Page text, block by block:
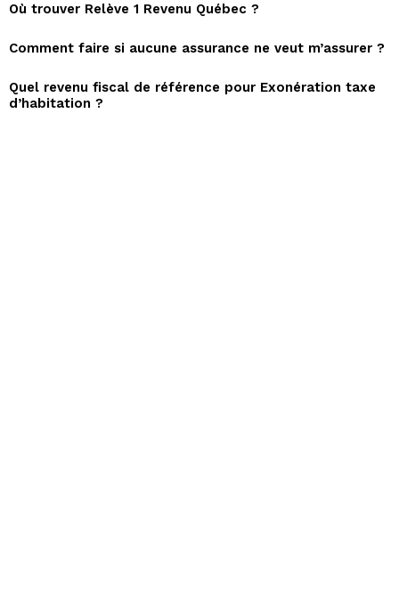
Où trouver Relève 1 Revenu Québec ?
Comment faire si aucune assurance ne veut m’assurer ?
Quel revenu fiscal de référence pour Exonération taxe
d’habitation ?